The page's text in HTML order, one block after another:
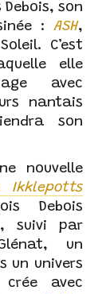
Debois, son
:ASH,
C’est
elle
avec
nantais
son
nouvelle
Ikklepotts
Debois
suivi par
un
un univers
crée avec